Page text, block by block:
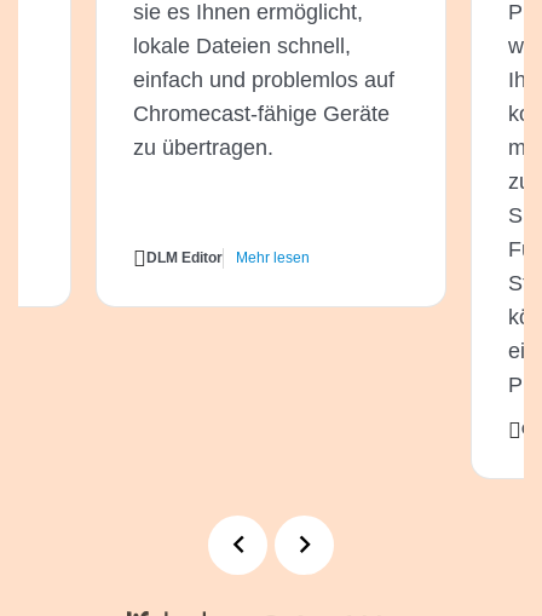
sie es Ihnen ermöglicht,
lokale Dateien schnell,
einfach und problemlos auf
Chromecast-fähige Geräte
zu übertragen.
DLM Editor Mehr lesen